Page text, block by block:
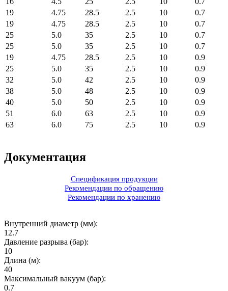
19
4.75 28.5 2.5 10
0.7
19
4.75 28.5 2.5 10
0.7
25
5.0 35 2.5 10
0.7
25
5.0 35 2.5 10
0.7
19
4.75 28.5 2.5 10
0.9
25
5.0 35 2.5 10
0.9
32
5.0 42 2.5 10
0.9
38
5.0 48 2.5 10
0.9
40
5.0 50 2.5 10
0.9
51
6.0 63 2.5 10
0.9
63
6.0 75 2.5 10 0.9
Документация
Спецификация продукции
Рекомендации по обращению
Рекомендации по хранению
Внутренний диаметр (мм):
12.7
Давление разрыва (бар):
10
Длина (м):
40
Максимальный вакуум (бар):
0.7